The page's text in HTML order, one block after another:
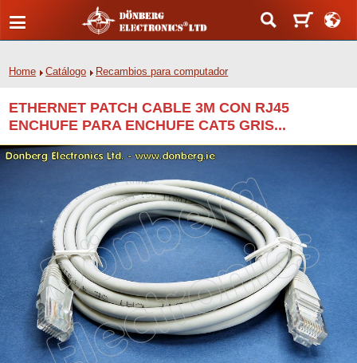
Home Catálogo Recambios para computador
ETHERNET PATCH CABLE 3M CON RJ45
ENCHUFE PARA ENCHUFE CAT5 GRIS...